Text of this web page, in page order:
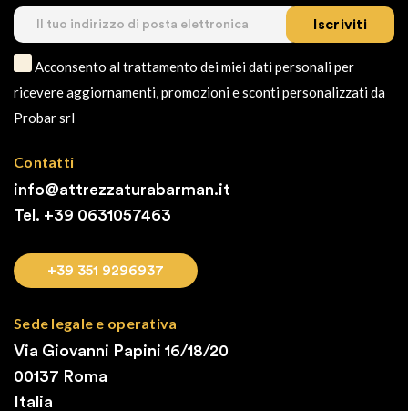
Iscriviti
Acconsento al trattamento dei miei dati personali per
ricevere aggiornamenti, promozioni e sconti personalizzati da
Probar srl
Contatti
info@attrezzaturabarman.it
Tel. +39 0631057463
+39 351 9296937
Sede legale e operativa
Via Giovanni Papini 16/18/20
00137 Roma
Italia